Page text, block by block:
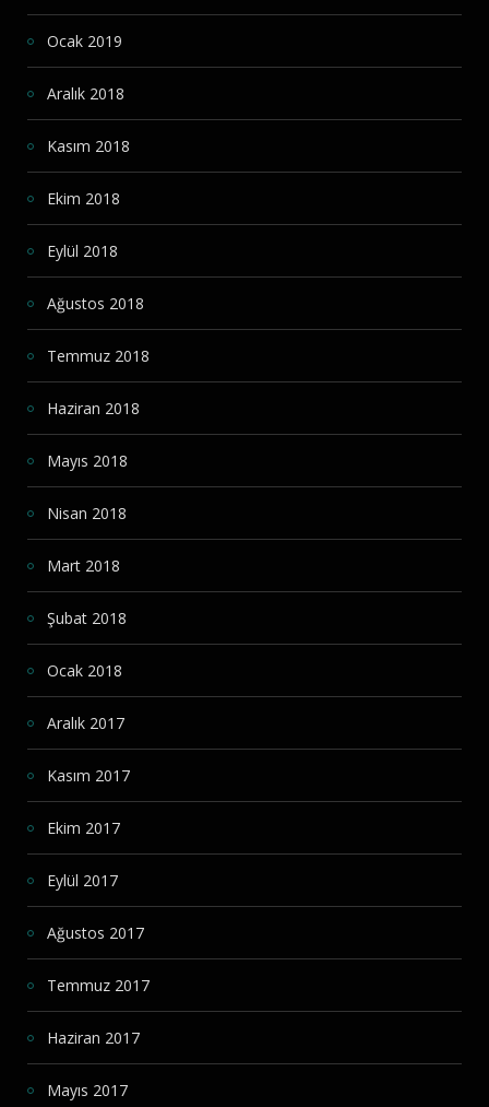
Ocak 2019
Aralık 2018
Kasım 2018
Ekim 2018
Eylül 2018
Ağustos 2018
Temmuz 2018
Haziran 2018
Mayıs 2018
Nisan 2018
Mart 2018
Şubat 2018
Ocak 2018
Aralık 2017
Kasım 2017
Ekim 2017
Eylül 2017
Ağustos 2017
Temmuz 2017
Haziran 2017
Mayıs 2017